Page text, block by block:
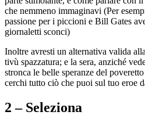
che nemmeno immaginavi (Per
passione per i piccioni e Bill Gates
giornaletti sconci)
Inoltre avresti un alternativa valida
tivù spazzatura; e la sera, anziché
stronca le belle speranze del
cerchi tutto ciò che puoi sul tuo eroe
2 – Seleziona